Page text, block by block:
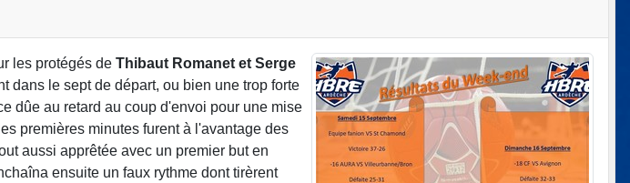
les protégés de Thibaut Romanet et Serge
dans le sept de départ, ou bien une trop forte
dûe au retard au coup d'envoi pour une mise
premières minutes furent à l'avantage des
aussi apprêtée avec un premier but en
ensuite un faux rythme dont tirèrent